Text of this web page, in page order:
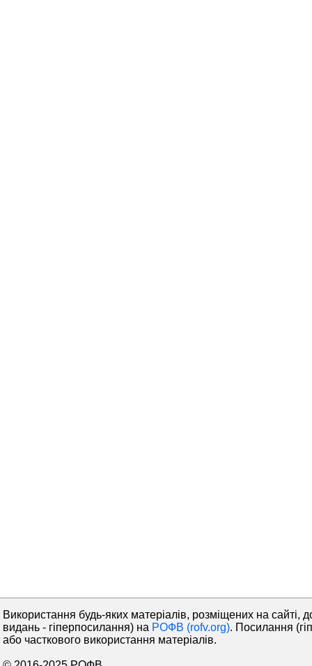
Використання будь-яких матеріалів, розміщених на сайті,
видань - гіперпосилання) на РОФВ (rofv.org). Посилання
або часткового використання матеріалів.